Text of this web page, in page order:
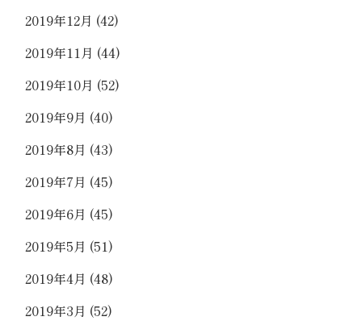
2019年12月 (42)
2019年11月 (44)
2019年10月 (52)
2019年9月 (40)
2019年8月 (43)
2019年7月 (45)
2019年6月 (45)
2019年5月 (51)
2019年4月 (48)
2019年3月 (52)